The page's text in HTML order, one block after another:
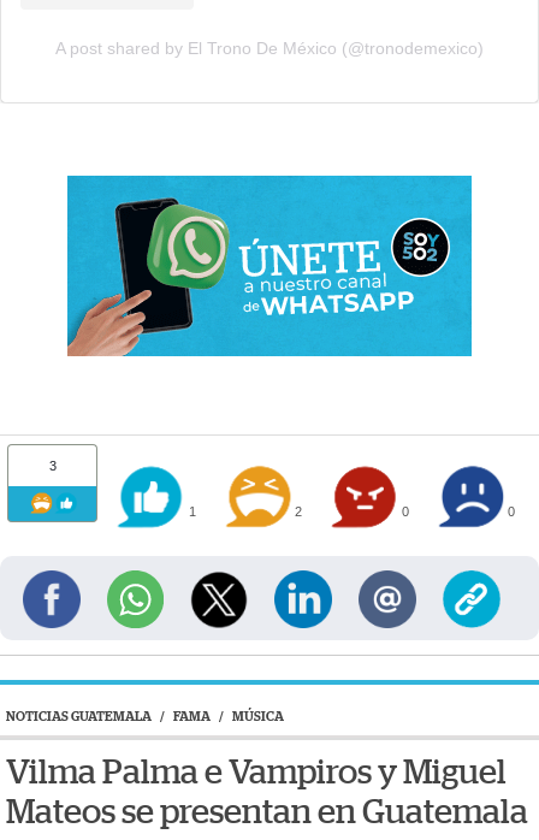
A post shared by El Trono De México (@tronodemexico)
3
1 2 0 0
NOTICIAS GUATEMALA / FAMA / MÚSICA
Vilma Palma e Vampiros y Miguel
Mateos se presentan en Guatemala